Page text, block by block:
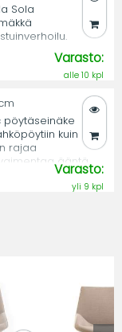
Sola
Varasto:
alle 10 kpl
pöytäseinäke
kuin
rajaa
ääntä.
Varasto:
yli 9 kpl